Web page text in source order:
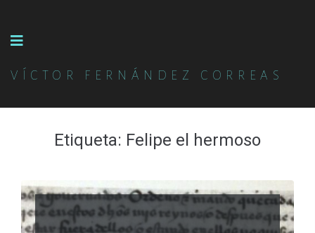
VÍCTOR FERNÁNDEZ CORREAS
Etiqueta: Felipe el hermoso